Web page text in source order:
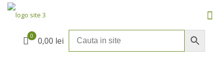
0 0,00 lei